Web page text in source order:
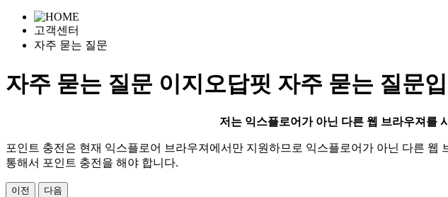
고객센터
자주 묻는 질문
자주 묻는 질문 이지오답핏 자주 묻는 질문
저는 익스플로어가 아닌 다른 웹 브라우져를
포인트 충전은 현재 익스플로어 브라우져에서만 지원하므로 익스플로어가 아닌 다른
통해서 포인트 충전을 해야 합니다.
이전 다음